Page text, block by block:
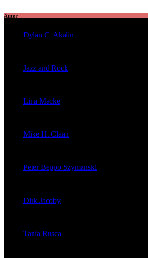
Autor
Dylan C. Akalin
Jazz and Rock
Lina Macke
Mike H. Claan
Peter Beppo Szymanski
Dirk Jacoby
Tania Rusca